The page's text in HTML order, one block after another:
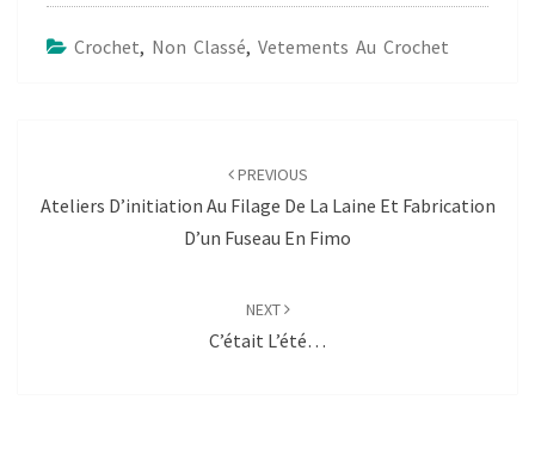
Crochet, Non Classé, Vetements Au Crochet
PREVIOUS
Ateliers D’initiation Au Filage De La Laine Et Fabrication
D’un Fuseau En Fimo
NEXT
C’était L’été…